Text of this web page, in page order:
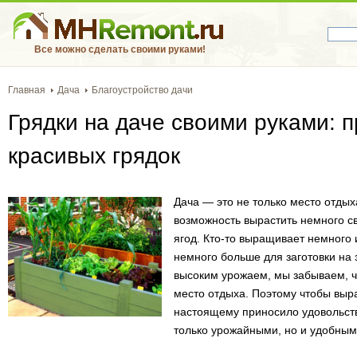
Все можно сделать своими руками!
Главная Дача Благоустройство дачи
Грядки на даче своими руками:
красивых грядок
Дача — это не только место
возможность вырастить немного
ягод. Кто-то выращивает немного
немного больше для заготовки
высоким урожаем, мы забываем,
место отдыха. Поэтому чтобы
настоящему приносило
только урожайными, но и